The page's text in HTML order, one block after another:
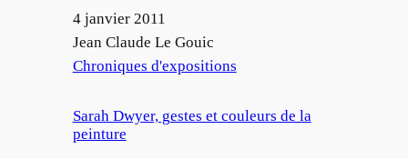
Date
4 janvier 2011
Auteur
Jean Claude Le Gouic
Par rapport à
Chroniques d'expositions
Sarah Dwyer, gestes et couleurs de la
peinture